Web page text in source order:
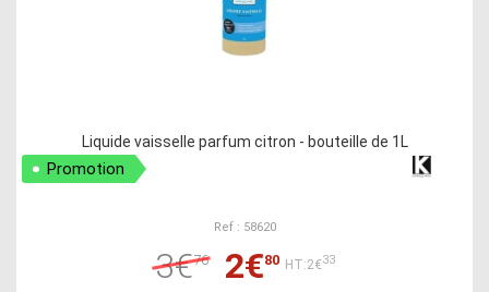
Liquide vaisselle parfum citron - bouteille de 1L
Promotion
Ref : 58620
3€76 2€80 HT:2€33